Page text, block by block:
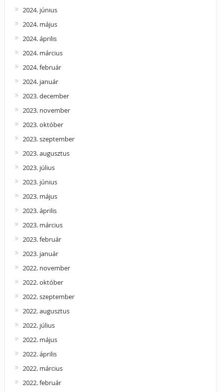
2024. június
2024. május
2024. április
2024. március
2024. február
2024. január
2023. december
2023. november
2023. október
2023. szeptember
2023. augusztus
2023. július
2023. június
2023. május
2023. április
2023. március
2023. február
2023. január
2022. november
2022. október
2022. szeptember
2022. augusztus
2022. július
2022. május
2022. április
2022. március
2022. február